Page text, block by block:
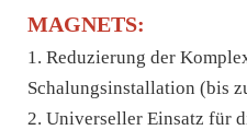
MAGNETS:
1. Reduzierung der
Schalungsinstallation (bis
2. Universeller Einsatz für